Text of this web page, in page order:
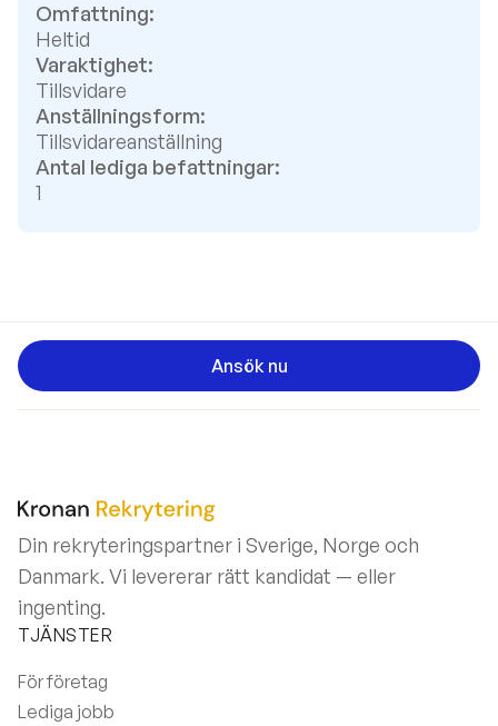
Omfattning:
Heltid
Varaktighet:
Tillsvidare
Anställningsform:
Tillsvidareanställning
Antal lediga befattningar:
1
Ansök nu
Din rekryteringspartner i Sverige, Norge och
Danmark. Vi levererar rätt kandidat — eller
ingenting.
TJÄNSTER
För företag
Lediga jobb